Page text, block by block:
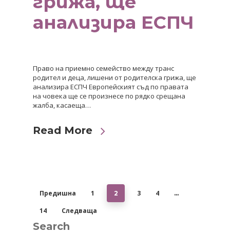
анализира ЕСПЧ
Право на приемно семейство между транс
родител и деца, лишени от родителска грижа, ще
анализира ЕСПЧ Европейският съд по правата
на човека ще се произнесе по рядко срещана
жалба, касаеща…
Read More
Предишна 1 2 3 4 …
14 Следваща
Search